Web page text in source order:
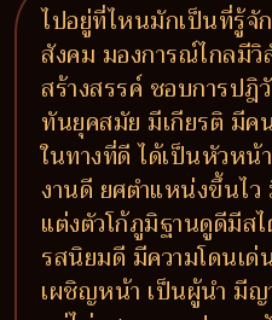
ไปอยู่ที่ไหนมักเป็นที่รู้จัก
สังคม มองการณ์ไกลมี
สร้างสรรค์ ชอบการป
ทันยุคสมัย มีเกียรติ มี
ในทางที่ดี ได้เป็นหัวห
งานดี ยศตำแหน่งขึ้นไ
แต่งตัวโก้ภูมิฐานดูดีมีส
รสนิยมดี มีความโดนเ
เผชิญหน้า เป็นผู้นำ มีญ